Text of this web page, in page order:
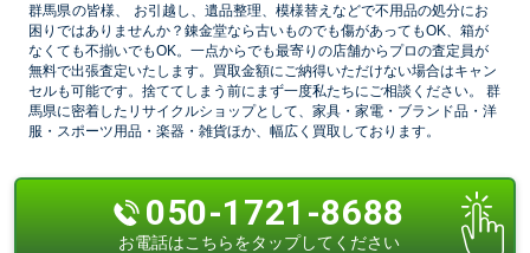
群馬県の皆様、 お引越し、遺品整理、模様替えなどで不用品の処分にお
困りではありませんか？錬金堂なら古いものでも傷があってもOK、箱が
なくても不揃いでもOK。一点からでも最寄りの店舗からプロの査定員が
無料で出張査定いたします。買取金額にご納得いただけない場合はキャン
セルも可能です。捨ててしまう前にまず一度私たちにご相談ください。 群
馬県に密着したリサイクルショップとして、家具・家電・ブランド品・洋
服・スポーツ用品・楽器・雑貨ほか、幅広く買取しております。
050-1721-8688
お電話はこちらをタップしてください